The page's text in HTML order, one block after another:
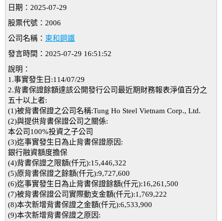
日期：2025-07-29
股票代號：2006
公司名稱： 東和鋼鐵
發言時間：2025-07-29 16:51:52
說明：
1.事實發生日:114/07/29
2.背書保證餘額達該公開發行公司最近期財務報表淨值百分之
五十以上者:
(1)被背書保證之公司名稱:Tung Ho Steel Vietnam Corp., Ltd.
(2)與提供背書保證公司之關係:
本公司100%投資之子公司
(3)迄事實發生日為止背書保證原因:
銀行融資額度擔保
(4)背書保證之限額(仟元):15,446,322
(5)原背書保證之餘額(仟元):9,727,600
(6)迄事實發生日為止背書保證餘額(仟元):16,261,500
(7)被背書保證公司實際動支金額(仟元):1,769,222
(8)本次新增背書保證之金額(仟元):6,533,900
(9)本次新增背書保證之原因: